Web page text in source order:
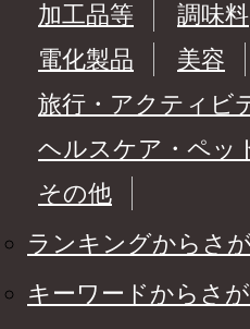
加工品等
調味料
電化製品
美容
旅行・アクティビ
ヘルスケア・ペッ
その他
ランキングからさ
キーワードからさ